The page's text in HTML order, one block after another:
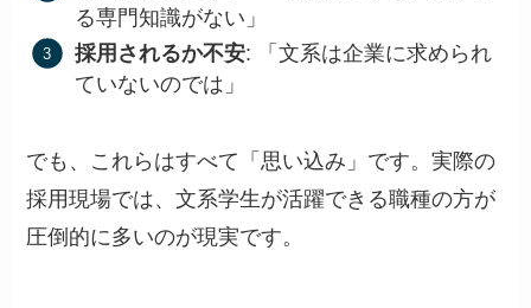
る専門知識がない」
採用されるか不安: 「文系は企業に求められ
ていないのでは」
でも、これらはすべて「思い込み」です。実際の
採用現場では、文系学生が活躍できる職種の方が
圧倒的に多いのが現実です。